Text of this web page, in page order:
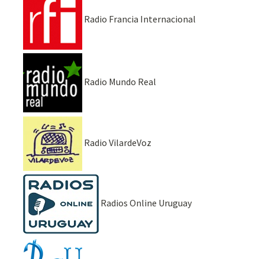
Radio Francia Internacional
Radio Mundo Real
Radio VilardeVoz
Radios Online Uruguay